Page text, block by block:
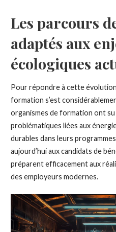
Les parcours
adaptés aux
écologiques
Pour répondre à cette
formation s’est
organismes de formation ont
problématiques liées aux
durables dans leurs
aujourd’hui aux candidats de
préparent efficacement aux
des employeurs modernes.